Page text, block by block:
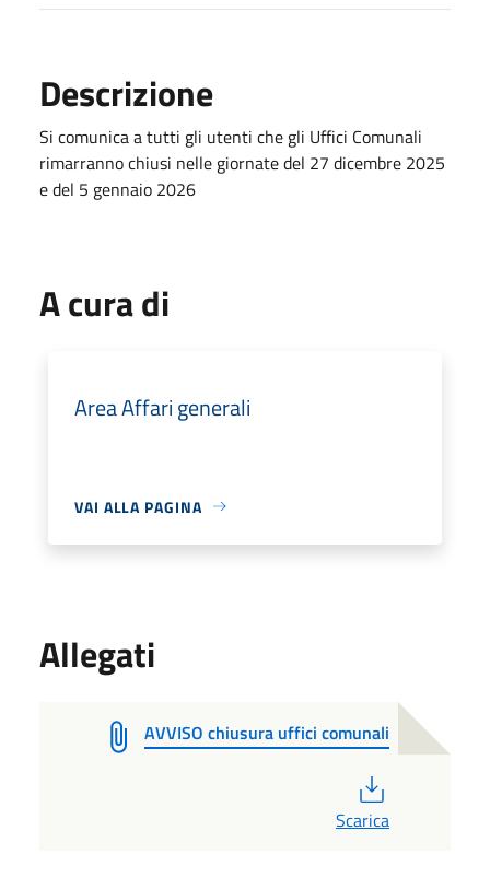
Descrizione
Si comunica a tutti gli utenti che gli Uffici Comunali
rimarranno chiusi nelle giornate del 27 dicembre 2025
e del 5 gennaio 2026
A cura di
Area Affari generali
VAI ALLA PAGINA
Allegati
AVVISO chiusura uffici comunali
Scarica